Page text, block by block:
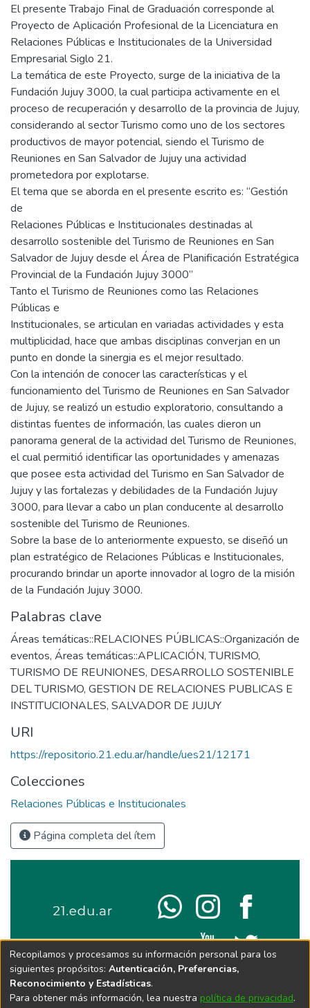
El presente Trabajo Final de Graduación corresponde al
Proyecto de Aplicación Profesional de la Licenciatura en
Relaciones Públicas e Institucionales de la Universidad
Empresarial Siglo 21.
La temática de este Proyecto, surge de la iniciativa de la
Fundación Jujuy 3000, la cual participa activamente en el
proceso de recuperación y desarrollo de la provincia de Jujuy,
considerando al sector Turismo como uno de los sectores
productivos de mayor potencial, siendo el Turismo de
Reuniones en San Salvador de Jujuy una actividad
prometedora por explotarse.
El tema que se aborda en el presente escrito es: “Gestión
de
Relaciones Públicas e Institucionales destinadas al
desarrollo sostenible del Turismo de Reuniones en San
Salvador de Jujuy desde el Área de Planificación Estratégica
Provincial de la Fundación Jujuy 3000”
Tanto el Turismo de Reuniones como las Relaciones
Públicas e
Institucionales, se articulan en variadas actividades y esta
multiplicidad, hace que ambas disciplinas converjan en un
punto en donde la sinergia es el mejor resultado.
Con la intención de conocer las características y el
funcionamiento del Turismo de Reuniones en San Salvador
de Jujuy, se realizó un estudio exploratorio, consultando a
distintas fuentes de información, las cuales dieron un
panorama general de la actividad del Turismo de Reuniones,
el cual permitió identificar las oportunidades y amenazas
que posee esta actividad del Turismo en San Salvador de
Jujuy y las fortalezas y debilidades de la Fundación Jujuy
3000, para llevar a cabo un plan conducente al desarrollo
sostenible del Turismo de Reuniones.
Sobre la base de lo anteriormente expuesto, se diseñó un
plan estratégico de Relaciones Públicas e Institucionales,
procurando brindar un aporte innovador al logro de la misión
de la Fundación Jujuy 3000.
Palabras clave
Áreas temáticas::RELACIONES PÚBLICAS::Organización de
eventos, Áreas temáticas::APLICACIÓN,TURISMO,
TURISMO DE REUNIONES, DESARROLLO SOSTENIBLE
DEL TURISMO, GESTION DE RELACIONES PUBLICAS E
INSTITUCIONALES, SALVADOR DE JUJUY
URI
https://repositorio.21.edu.ar/handle/ues21/12171
Colecciones
Relaciones Públicas e Institucionales
Página completa del ítem
Recopilamos y procesamos su información personal para los
siguientes propósitos: Autenticación, Preferencias,
Reconocimiento y Estadísticas.
Para obtener más información, lea nuestra política de privacidad.